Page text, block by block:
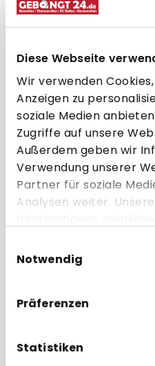
Diese Webseite
Wir verwenden
Anzeigen zu
soziale Medien
Zugriffe auf unsere
Außerdem geben wir
Verwendung unserer
Partner für soziale
Analysen weiter.
haben oder die sie im
der Dienste gesammelt
Notwendig
Präferenzen
Statistiken
Haben Sie noch
Besonders hohe
Spezialgrößen oder
Andere Sonderwünsche?
Jetzt Angebot anfordern!
Artikel-Nr.:1013Y
Beschreibung
Accessory Items